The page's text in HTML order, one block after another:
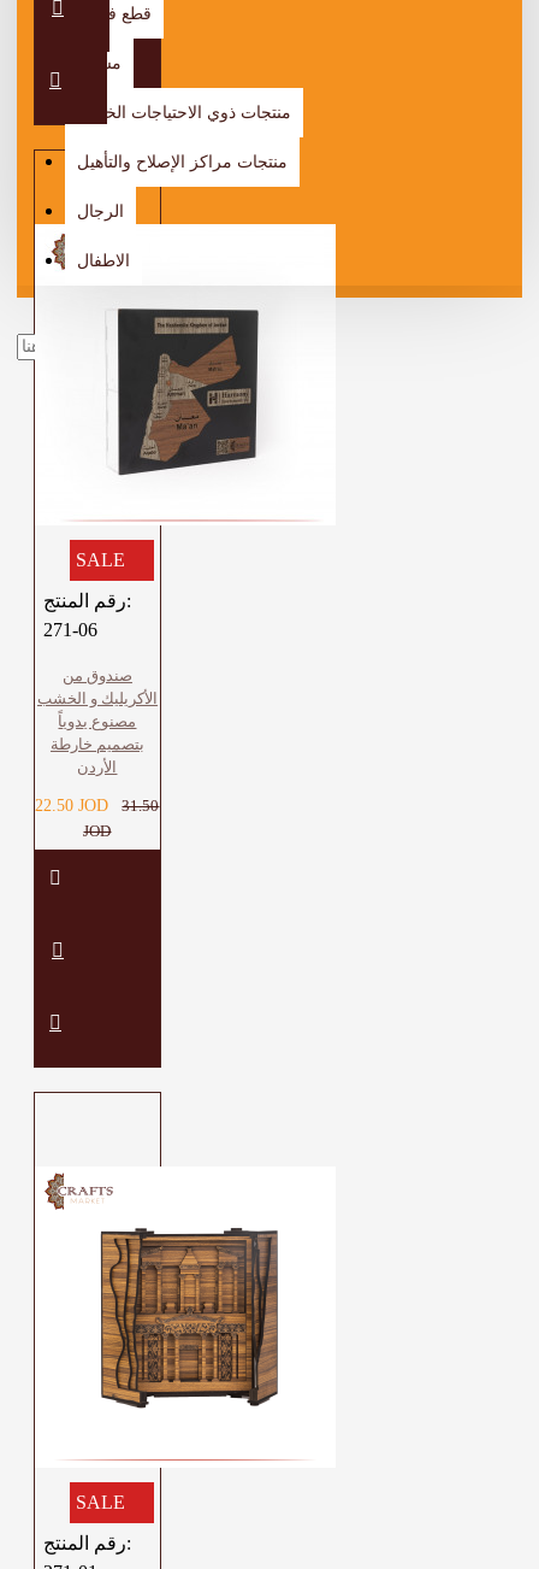
قطع فريدة
مسابح
منتجات ذوي الاحتياجات الخاصّة
منتجات مراكز الإصلاح والتأهيل
الرجال
الاطفال
SALE
رقم المنتج:
271-06
صندوق من
الأكريليك و الخشب
مصنوع يدوياً
بتصميم خارطة
الأردن
22.50 JOD
31.50
JOD
SALE
رقم المنتج: